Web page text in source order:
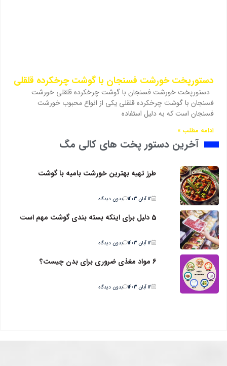
دستورپخت خورشت فسنجان با گوشت چرخکرده قلقلی
دستورپخت خورشت فسنجان با گوشت چرخکرده قلقلی خورشت
فسنجان با گوشت چرخکرده قلقلی یکی از انواع محبوب خورشت
فسنجان است که به دلیل استفاده
ادامه مطلب »
آخرین دستور پخت های کالی مگ
طرز تهیه بهترین خورشت بامیه با گوشت
12 آبان 1403 بدون دیدگاه
5 دلیل برای اینکه بسته بندی گوشت مهم است
12 آبان 1403 بدون دیدگاه
6 مواد مغذی ضروری برای بدن چیست؟
12 آبان 1403 بدون دیدگاه